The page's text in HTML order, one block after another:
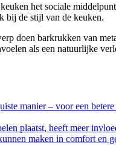
het sociale
bij de stijl van de keuken.
doen barkrukken van
als een natuurlijke
manier – voor een
plaatst, heeft meer
maken in comfort en